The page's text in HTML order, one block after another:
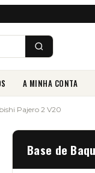
A MINHA CONTA
Pajero 2 V20
Base de